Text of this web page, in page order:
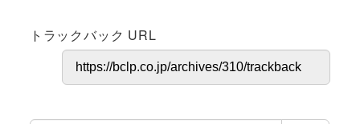
トラックバック URL